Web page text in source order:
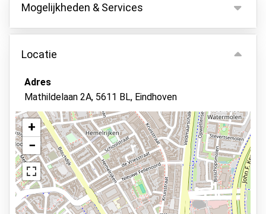
Mogelijkheden & Services
Mogelijkheden
Binnen parkeren
Autosleutels behouden
Asfalt of bestrating
Camerabewaking
Parkeerplek voor mindervaliden
Elektrisch laadstation
Kentekenherkenning
Lift beschikbaar
Locatie
Adres
Mathildelaan 2A, 5611 BL, Eindhoven
Bekijk op kaart
+
−